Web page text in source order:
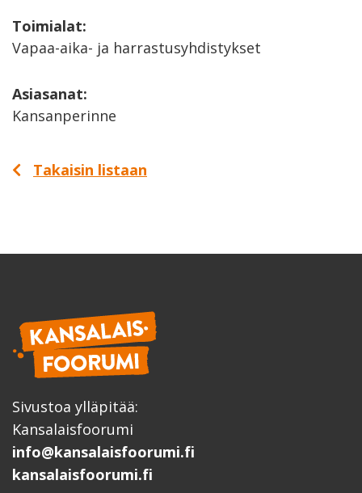
Toimialat:
Vapaa-aika- ja harrastusyhdistykset
Asiasanat:
Kansanperinne
Takaisin listaan
Sivustoa ylläpitää:
Kansalaisfoorumi
info@kansalaisfoorumi.fi
kansalaisfoorumi.fi